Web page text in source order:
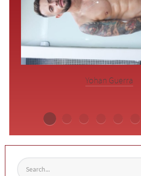
Yohan Guerra